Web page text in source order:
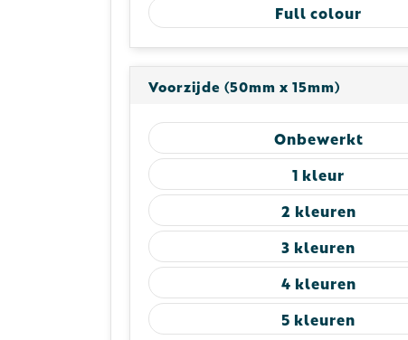
Full colour
Voorzijde (50mm x 15mm)
Onbewerkt
1
2
3
4
5